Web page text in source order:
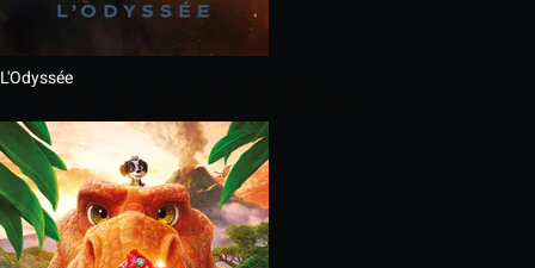
L'Odyssée